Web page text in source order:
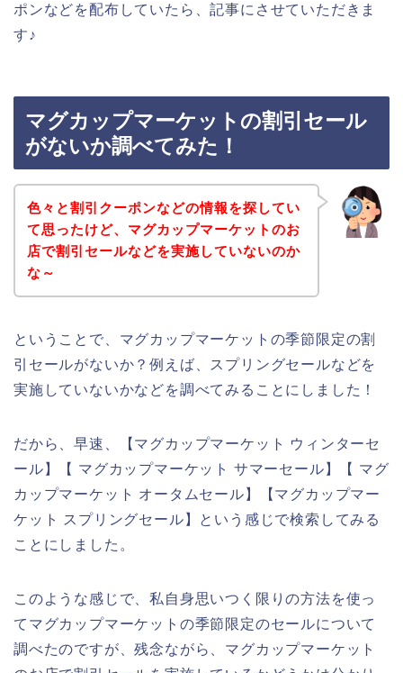
ポンなどを配布していたら、記事にさせていただきま
す♪
マグカップマーケットの割引セール
がないか調べてみた！
色々と割引クーポンなどの情報を探してい
て思ったけど、マグカップマーケットのお
店で割引セールなどを実施していないのか
な～
ということで、マグカップマーケットの季節限定の割
引セールがないか？例えば、スプリングセールなどを
実施していないかなどを調べてみることにしました！
だから、早速、【マグカップマーケット ウィンターセ
ール】【 マグカップマーケット サマーセール】【 マグ
カップマーケット オータムセール】【マグカップマー
ケット スプリングセール】という感じで検索してみる
ことにしました。
このような感じで、私自身思いつく限りの方法を使っ
てマグカップマーケットの季節限定のセールについて
調べたのですが、残念ながら、マグカップマーケット